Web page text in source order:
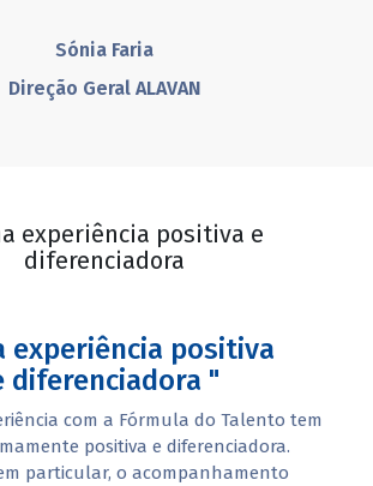
Sónia Faria
Direção Geral ALAVAN
experiência positiva
diferenciadora "
com a Fórmula do Talento tem
positiva e diferenciadora.
particular, o acompanhamento